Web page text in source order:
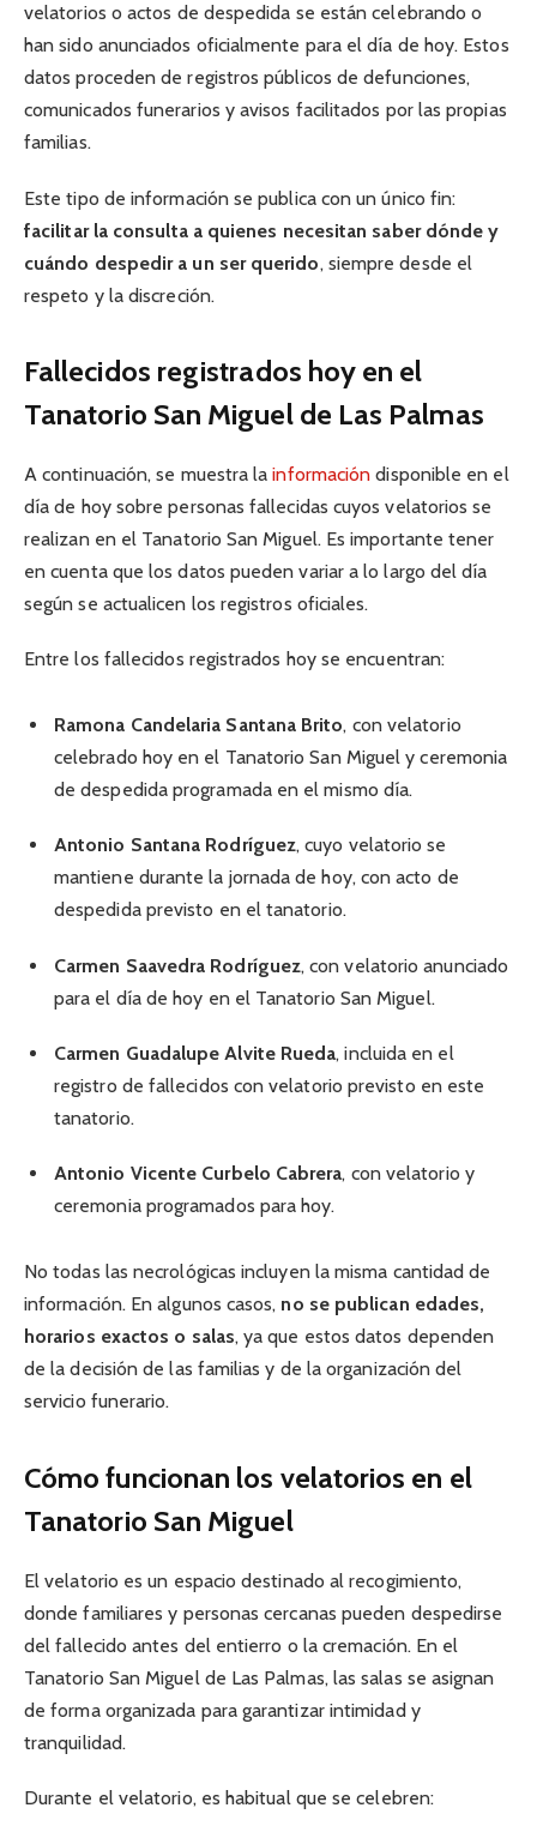
velatorios o actos de despedida se están celebrando o
han sido anunciados oficialmente para el día de hoy. Estos
datos proceden de registros públicos de defunciones,
comunicados funerarios y avisos facilitados por las propias
familias.
Este tipo de información se publica con un único fin:
facilitar la consulta a quienes necesitan saber dónde y
cuándo despedir a un ser querido, siempre desde el
respeto y la discreción.
Fallecidos registrados hoy en el
Tanatorio San Miguel de Las Palmas
A continuación, se muestra lainformación disponible en el
día de hoy sobre personas fallecidas cuyos velatorios se
realizan en el Tanatorio San Miguel. Es importante tener
en cuenta que los datos pueden variar a lo largo del día
según se actualicen los registros oficiales.
Entre los fallecidos registrados hoy se encuentran:
Ramona Candelaria Santana Brito, con velatorio
celebrado hoy en el Tanatorio San Miguel y ceremonia
de despedida programada en el mismo día.
Antonio Santana Rodríguez, cuyo velatorio se
mantiene durante la jornada de hoy, con acto de
despedida previsto en el tanatorio.
Carmen Saavedra Rodríguez, con velatorio anunciado
para el día de hoy en el Tanatorio San Miguel.
Carmen Guadalupe Alvite Rueda, incluida en el
registro de fallecidos con velatorio previsto en este
tanatorio.
Antonio Vicente Curbelo Cabrera, con velatorio y
ceremonia programados para hoy.
No todas las necrológicas incluyen la misma cantidad de
información. En algunos casos, no se publican edades,
horarios exactos o salas, ya que estos datos dependen
de la decisión de las familias y de la organización del
servicio funerario.
Cómo funcionan los velatorios en el
Tanatorio San Miguel
El velatorio es un espacio destinado al recogimiento,
donde familiares y personas cercanas pueden despedirse
del fallecido antes del entierro o la cremación. En el
Tanatorio San Miguel de Las Palmas, las salas se asignan
de forma organizada para garantizar intimidad y
tranquilidad.
Durante el velatorio, es habitual que se celebren: